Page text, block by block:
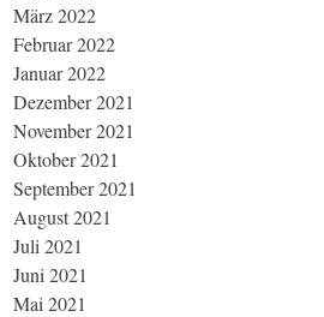
März 2022
Februar 2022
Januar 2022
Dezember 2021
November 2021
Oktober 2021
September 2021
August 2021
Juli 2021
Juni 2021
Mai 2021